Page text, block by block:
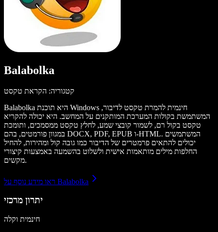
Balabolka
קטגוריה: הקראת טקסט
Balabolka היא תוכנת Windows חינמית להמרת טקסט לדיבור,
המשתמשת בקולות המערכת המותקנים על המחשב. היא יכולה להקריא
טקסט בקול רם, לשמור קובצי שמע, לחלץ טקסט ממסמכים, ותומכת
במגוון פורמטים, בהם DOCX, PDF, EPUB ו-HTML. המשתמשים
יכולים להתאים פרמטרים של הדיבור כמו גובה קול ומהירות, להחיל
החלפות מילים מותאמות אישית ולשלוט בהשמעה באמצעות קיצורי
מקשים.
ראו מידע נוסף על Balabolka
יתרון מרכזי
חינמית וקלה